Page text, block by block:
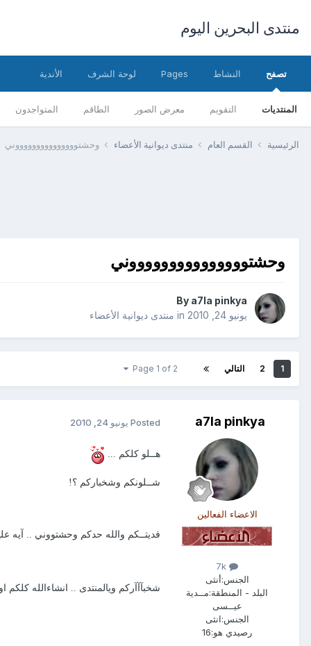
منتدى البحرين اليوم
تصفح
المنتديات التقويم معرض الصور الطاقم المتواجدون
النشاط Pages لوحة الشرف الأندية
الرئيسية القسم العام منتدى ديوانية الأعضاء وحشتوووووووووووووووني
وحشتوووووووووووووووني
By a7la pinkya
يونيو 24, 2010
منتدى ديوانية الأعضاء
1
2 التالي Page 1 of 2
a7la pinkya
الاعضاء الفعالين
الجنس:أنثى
البلد - المنطقة:مــدية
عيــسى
الجنس:انثى
رصيدي هو:16
Posted يونيو 24, 2010
هــلو كلكم ...
شــلونكم وشخباركم ؟!
فديتــكم والله حدكم وحشتووني .. آيه
شخبآآآركم ويالمنتدى .. انشاءالله كلكم